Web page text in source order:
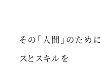
その「人間」のため
スとスキルを